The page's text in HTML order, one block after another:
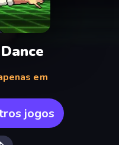
em
jogos